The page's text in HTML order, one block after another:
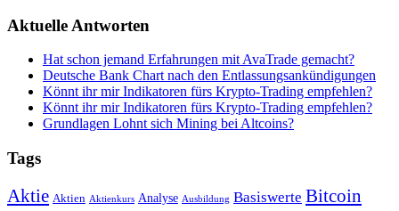
Aktuelle Antworten
Hat schon jemand Erfahrungen mit AvaTrade gemacht?
Deutsche Bank Chart nach den Entlassungsankündigungen
Könnt ihr mir Indikatoren fürs Krypto-Trading empfehlen?
Könnt ihr mir Indikatoren fürs Krypto-Trading empfehlen?
Grundlagen Lohnt sich Mining bei Altcoins?
Tags
Aktie Aktien Aktienkurs Analyse Ausbildung Basiswerte Bitcoin